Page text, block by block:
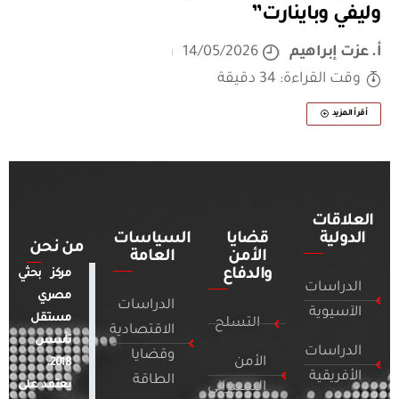
وليفي وباينارت”
أ. عزت إبراهيم
14/05/2026
وقت القراءة: 34 دقيقة
أقرأ المزيد
العلاقات
الدولية
الدراسات
الآسيوية
الدراسات
الأفريقية
قضايا
الأمن
والدفاع
التسلح
الأمن
السيبراني
السياسات
العامة
الدراسات
الاقتصادية
وقضايا
الطاقة
من نحن
مركز بحثي
مصري
مستقل
تأسس
2018.
يعتمد على